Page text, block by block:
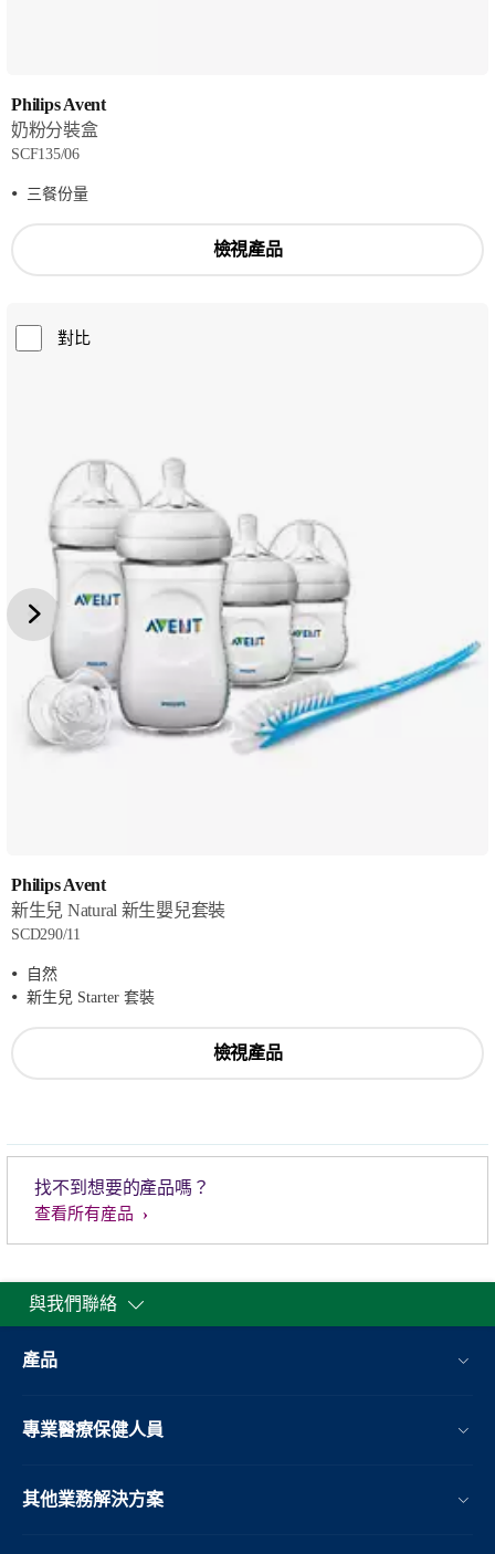
Philips Avent
奶粉分裝盒
SCF135/06
三餐份量
檢視產品
對比
Philips Avent
新生兒 Natural 新生嬰兒套裝
SCD290/11
自然
新生兒 Starter 套裝
檢視產品
找不到想要的產品嗎？
查看所有産品
與我們聯絡
產品
專業醫療保健人員
其他業務解決方案​